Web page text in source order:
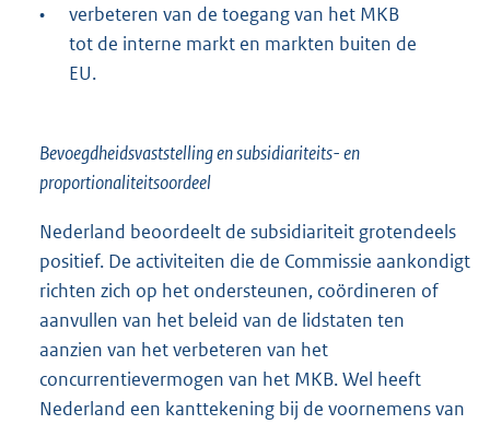
•
verbeteren van de toegang van het MKB
tot de interne markt en markten buiten de
EU.
Bevoegdheidsvaststelling en subsidiariteits- en
proportionaliteitsoordeel
Nederland beoordeelt de subsidiariteit grotendeels
positief. De activiteiten die de Commissie aankondigt
richten zich op het ondersteunen, coördineren of
aanvullen van het beleid van de lidstaten ten
aanzien van het verbeteren van het
concurrentievermogen van het MKB. Wel heeft
Nederland een kanttekening bij de voornemens van